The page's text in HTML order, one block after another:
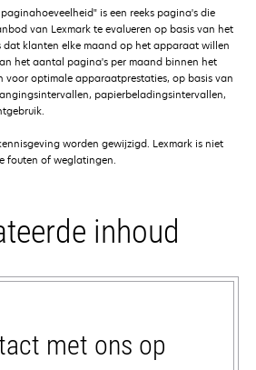
is een reeks pagina's die
van Lexmark te evalueren op basis van het
klanten elke maand op het apparaat willen
het aantal pagina's per maand binnen het
voor optimale apparaatprestaties, op basis van
papierbeladingsintervallen,
worden gewijzigd. Lexmark is niet
fouten of weglatingen.
inhoud
met ons op